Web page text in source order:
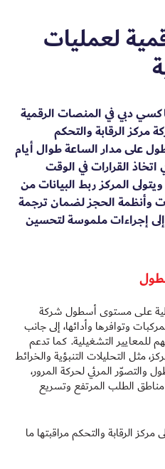
لعمليات
دبي في المنصات الرقمية
مركز الرقابة والتحكم
على مدار الساعة طوال أيام
القرارات في الوقت
المركز ربط البيانات من
وأنظمة الحجز لضمان ترجمة
إجراءات ملموسة لتحسين
على مستوى أسطول شركة
وتوافرها وأدائها، إلى جانب
للمعايير التشغيلية. كما تدعم
مثل التحليلات التنبؤية والخرائط
والتصوّر المرئي لحركة المرور،
الطلب المرتفع وتسريع
الرقابة والتحكم مراقبتها ما